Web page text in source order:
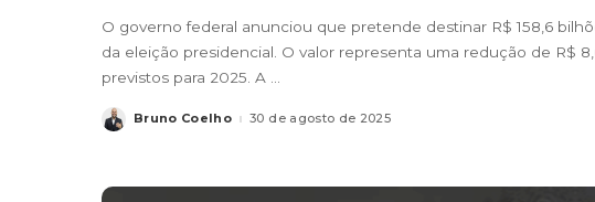
O governo federal anunciou que pretende destinar R$ 158,6
da eleição presidencial. O valor representa uma redução de R$
previstos para 2025. A
Posted
by
Bruno Coelho 30 de agosto de 2025